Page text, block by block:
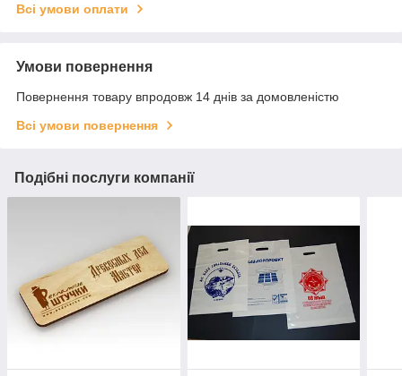
Всі умови оплати
Умови повернення
Повернення товару впродовж 14 днів за домовленістю
Всі умови повернення
Подібні послуги компанії